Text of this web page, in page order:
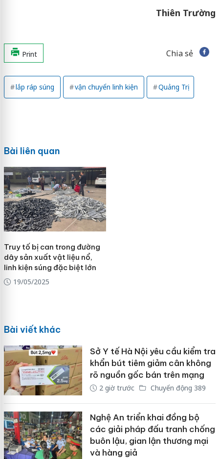
Thiên Trường
Print Chia sẻ
lắp ráp súng vận chuyển linh kiện Quảng Trị
Bài liên quan
Truy tố bị can trong đường
dây sản xuất vật liệu nổ,
linh kiện súng đặc biệt lớn
19/05/2025
Bài viết khác
Sở Y tế Hà Nội yêu cầu kiểm tra
khẩn bút tiêm giảm cân không
rõ nguồn gốc bán trên mạng
2 giờ trước Chuyển động 389
Nghệ An triển khai đồng bộ
các giải pháp đấu tranh chống
buôn lậu, gian lận thương mại
và hàng giả